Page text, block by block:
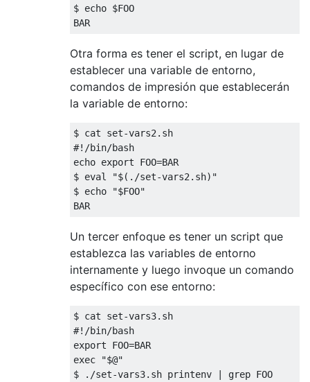
$ echo $FOO
BAR
Otra forma es tener el script, en lugar de
establecer una variable de entorno,
comandos de impresión que establecerán
la variable de entorno:
$ cat set-vars2 .
#!/bin/bash
echo export FOO=BAR
$ eval
"$(./set-vars2.sh)"
$ echo
"$FOO"
BAR
Un tercer enfoque es tener un script que
establezca las variables de entorno
internamente y luego invoque un comando
específico con ese entorno:
$ cat set-vars3.
#!/bin/bash
export FOO=BAR
exec
"$@"
$
./set-vars3. sh printenv |
grep FOO